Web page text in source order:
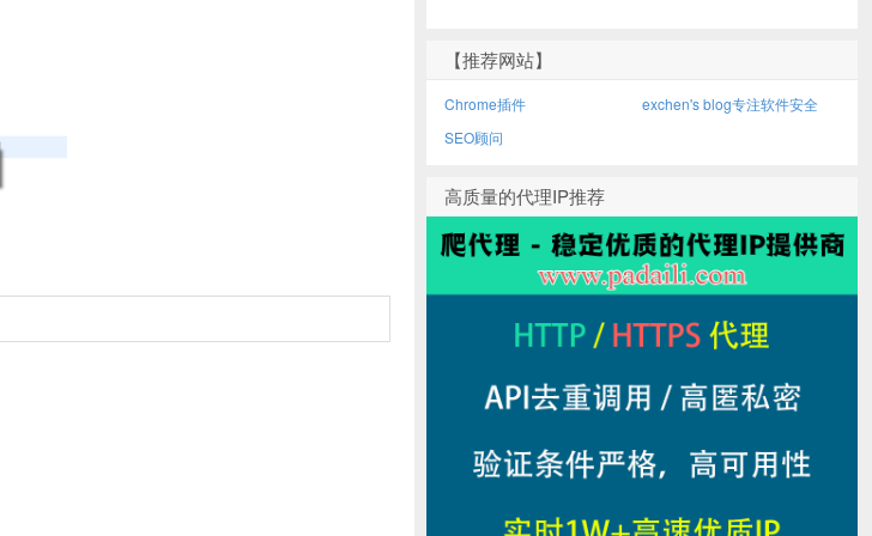
【推荐网站】
Chrome插件
exchen's blog专注软件安全
SEO顾问
高质量的代理IP推荐